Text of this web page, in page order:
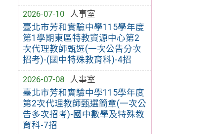
2026-07-10
人事室
臺北市芳和實驗中學115學年度
第1學期東區特教資源中心第2
次代理教師甄選(一次公告分次
招考)-(國中特殊教育科)-4招
2026-07-08
人事室
臺北市芳和實驗中學115學年度
第2次代理教師甄選簡章(一次公
告多次招考)-國中數學及特殊教
育科-7招